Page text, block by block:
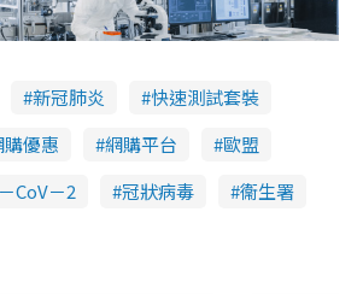
新冠肺炎
快速測試套裝
購優惠 網購平台
歐盟
CoV－2 冠狀病毒 衞生署